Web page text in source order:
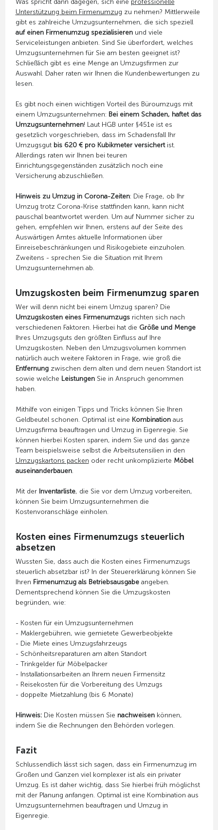
Was spricht dann dagegen, sich eine professionelle
Unterstützung beim Firmenumzug zu nehmen? Mittlerweile
gibt es zahlreiche Umzugsunternehmen, die sich speziell
auf einen Firmenumzug spezialisierenund viele
Serviceleistungen anbieten. Sind Sie überfordert, welches
Umzugsunternehmen für Sie am besten geeignet ist?
Schließlich gibt es eine Menge an Umzugsfirmen zur
Auswahl. Daher raten wir Ihnen die Kundenbewertungen zu
lesen.
Es gibt noch einen wichtigen Vorteil des Büroumzugs mit
einem Umzugsunternehmen: Bei einem Schaden, haftet das
Umzugsunternehmen! Laut HGB unter §451e ist es
gesetzlich vorgeschrieben, dass im Schadensfall Ihr
Umzugsgut bis 620 € pro Kubikmeter versichertist.
Allerdings raten wir Ihnen bei teuren
Einrichtungsgegenständen zusätzlich noch eine
Versicherung abzuschließen.
Hinweis zu Umzug in Corona-Zeiten: Die Frage, ob Ihr
Umzug trotz Corona-Krise stattfinden kann, kann nicht
pauschal beantwortet werden. Um auf Nummer sicher zu
gehen, empfehlen wir Ihnen, erstens auf der Seite des
Auswärtigen Amtes aktuelle Informationen über
Einreisebeschränkungen und Risikogebiete einzuholen.
Zweitens - sprechen Sie die Situation mit Ihrem
Umzugsunternehmen ab.
Umzugskosten beim Firmenumzug sparen
Wer will denn nicht bei einem Umzug sparen? Die
Umzugskosten eines Firmenumzugsrichten sich nach
verschiedenen Faktoren. Hierbei hat die Größe und Menge
Ihres Umzugsguts den größten Einfluss auf Ihre
Umzugskosten. Neben den Umzugsvolumen kommen
natürlich auch weitere Faktoren in Frage, wie groß die
Entfernungzwischen dem alten und dem neuen Standort ist
sowie welche LeistungenSie in Anspruch genommen
haben.
Mithilfe von einigen Tipps und Tricks können Sie Ihren
Geldbeutel schonen. Optimal ist eine Kombinationaus
Umzugsfirma beauftragen und Umzug in Eigenregie. Sie
können hierbei Kosten sparen, indem Sie und das ganze
Team beispielsweise selbst die Arbeitsutensilien in den
Umzugskartons packen oder recht unkomplizierte Möbel
auseinanderbauen.
Mit der Inventarliste, die Sie vor dem Umzug vorbereiten,
können Sie beim Umzugsunternehmen die
Kostenvoranschläge einholen.
Kosten eines Firmenumzugs steuerlich
absetzen
Wussten Sie, dass auch die Kosten eines Firmenumzugs
steuerlich absetzbar ist? In der Steuererklärung können Sie
Ihren Firmenumzug als Betriebsausgabeangeben.
Dementsprechend können Sie die Umzugskosten
begründen, wie:
- Kosten für ein Umzugsunternehmen
- Maklergebühren, wie gemietete Gewerbeobjekte
- Die Miete eines Umzugsfahrzeugs
- Schönheitsreparaturen am alten Standort
- Trinkgelder für Möbelpacker
- Installationsarbeiten an Ihrem neuen Firmensitz
- Reisekosten für die Vorbereitung des Umzugs
- doppelte Mietzahlung (bis 6 Monate)
Hinweis:Die Kosten müssen Sie nachweisenkönnen,
indem Sie die Rechnungen den Behörden vorlegen.
Fazit
Schlussendlich lässt sich sagen, dass ein Firmenumzug im
Großen und Ganzen viel komplexer ist als ein privater
Umzug. Es ist daher wichtig, dass Sie hierbei früh möglichst
mit der Planung anfangen. Optimal ist eine Kombination aus
Umzugsunternehmen beauftragen und Umzug in
Eigenregie.